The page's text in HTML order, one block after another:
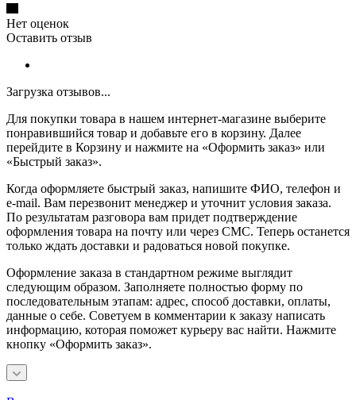
Нет оценок
Оставить отзыв
Загрузка отзывов...
Для покупки товара в нашем интернет-магазине выберите
понравившийся товар и добавьте его в корзину. Далее
перейдите в Корзину и нажмите на «Оформить заказ» или
«Быстрый заказ».
Когда оформляете быстрый заказ, напишите ФИО, телефон и
e-mail. Вам перезвонит менеджер и уточнит условия заказа.
По результатам разговора вам придет подтверждение
оформления товара на почту или через СМС. Теперь останется
только ждать доставки и радоваться новой покупке.
Оформление заказа в стандартном режиме выглядит
следующим образом. Заполняете полностью форму по
последовательным этапам: адрес, способ доставки, оплаты,
данные о себе. Советуем в комментарии к заказу написать
информацию, которая поможет курьеру вас найти. Нажмите
кнопку «Оформить заказ».